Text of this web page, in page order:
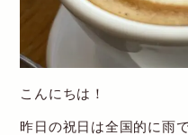
こんにちは！
昨日の祝日は全国的に雨